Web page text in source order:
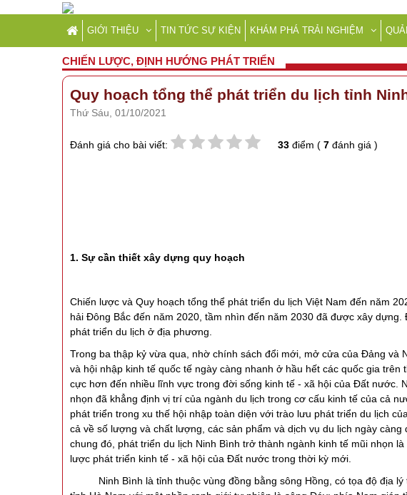
GIỚI THIỆU TIN TỨC SỰ KIỆN KHÁM PHÁ TRẢI NGHIỆM
CHIẾN LƯỢC, ĐỊNH HƯỚNG PHÁT TRIỂN
Quy hoạch tổng thể phát triển du lịch tỉnh
Thứ Sáu, 01/10/2021
Đánh giá cho bài viết: 33 điểm ( 7 đánh giá )
1. Sự cần thiết xây dựng quy hoạch
Chiến lược và Quy hoạch tổng thể phát triển du lịch Việt Nam đến năm
hải Đông Bắc đến năm 2020, tầm nhìn đến năm 2030 đã được xây
phát triển du lịch ở địa phương.
Trong ba thập kỷ vừa qua, nhờ chính sách đổi mới, mở cửa của Đảng
và hội nhập kinh tế quốc tế ngày càng nhanh ở hầu hết các quốc gia
cực hơn đến nhiều lĩnh vực trong đời sống kinh tế - xã hội của Đất nước.
nhọn đã khẳng định vị trí của ngành du lịch trong cơ cấu kinh tế của cả
phát triển trong xu thế hội nhập toàn diện với trào lưu phát triển du lịch
cả về số lượng và chất lượng, các sản phẩm và dịch vụ du lịch ngày
chung đó, phát triển du lịch Ninh Bình trở thành ngành kinh tế mũi nhọn
lược phát triển kinh tế - xã hội của Đất nước trong thời kỳ mới.
Ninh Bình là tỉnh thuộc vùng đồng bằng sông Hồng, có tọa độ địa lý từ